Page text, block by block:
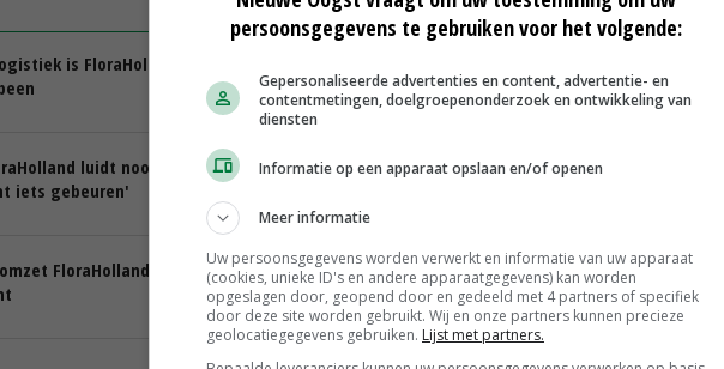
is FloraHolland blok
energieprijs zijn grootste probleem'
24-09-2022
luidt noodklok: 'Er
iets gebeuren'
FloraHolland: 40 procent minder
FloraHolland krimpt
FloraHolland schrapt tijdelijke regel
koopgrootte
25-08-2022
persoonsgegevens te gebruiken voor het volgende:
Gepersonaliseerde advertenties en content, advertentie- en
contentmetingen, doelgroepenonderzoek en ontwikkeling van
diensten
Informatie op een apparaat opslaan en/of openen
Meer informatie
Uw persoonsgegevens worden verwerkt en informatie van uw apparaat
(cookies, unieke ID's en andere apparaatgegevens) kan worden
opgeslagen door, geopend door en gedeeld met 4 partners of specifiek
door deze site worden gebruikt. Wij en onze partners kunnen precieze
geolocatiegegevens gebruiken. Lijst met partners.